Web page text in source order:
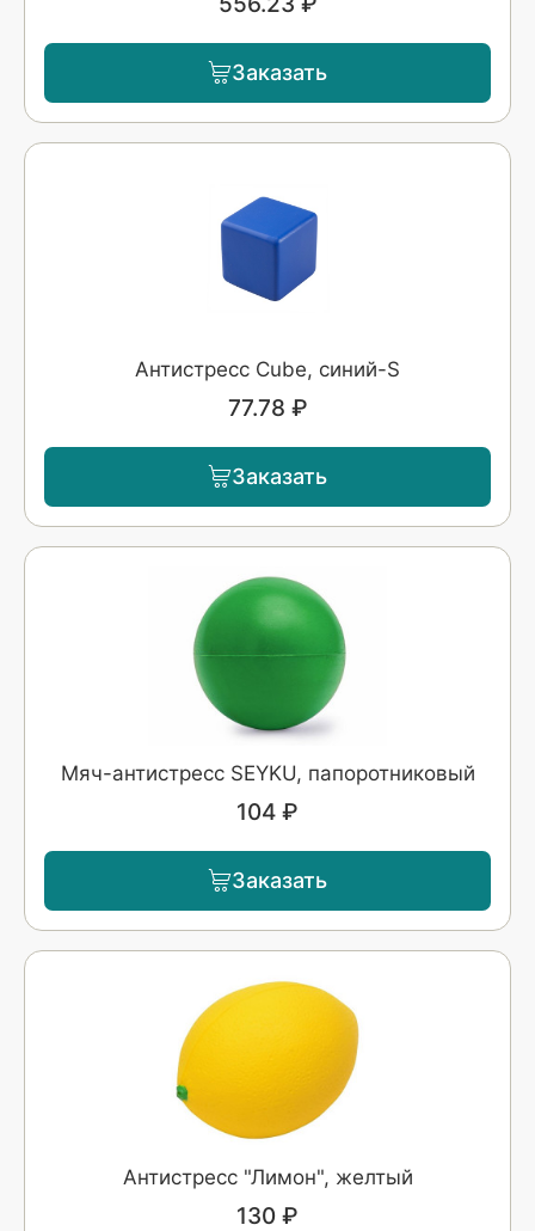
Заказать
Антистресс Сube, синий-S
77.78 ₽
Заказать
Мяч-антистресс SEYKU, папоротниковый
104 ₽
Заказать
Антистресс "Лимон", желтый
130 ₽